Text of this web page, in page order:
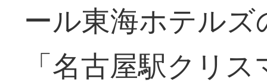
ール東海ホテル
「名古屋駅クリ